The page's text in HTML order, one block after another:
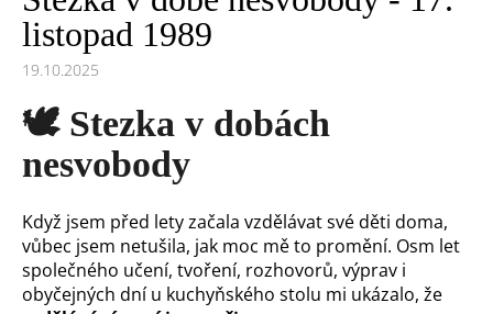
listopad 1989
19.10.2025
🕊️ Stezka v dobách
nesvobody
Když jsem před lety začala vzdělávat své děti doma,
vůbec jsem netušila, jak moc mě to promění. Osm let
společného učení, tvoření, rozhovorů, výprav i
obyčejných dní u kuchyňského stolu mi ukázalo, že